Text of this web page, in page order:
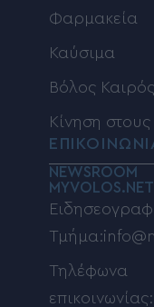
Φαρμακεία
Καύσιμα
Βόλος Καιρός
Κίνηση
NEWSROOM
MYVOLOS.NET
Τηλέφωνα
επικοινωνίας: